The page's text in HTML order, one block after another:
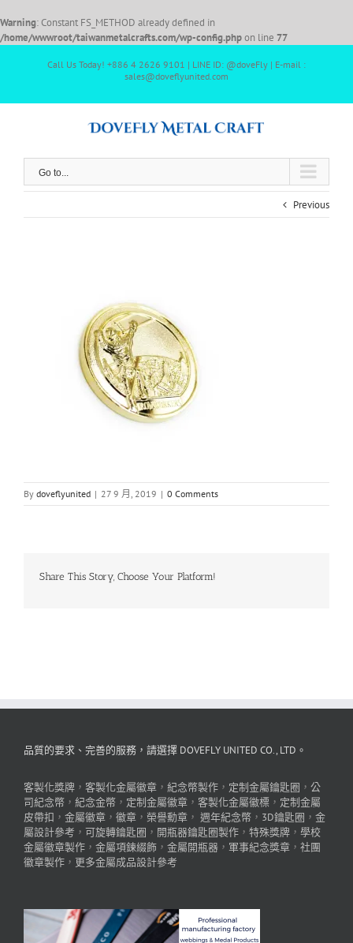
Warning: Constant FS_METHOD already defined in
/home/wwwroot/taiwanmetalcrafts.com/wp-config.phpon line 77
Call Us Today! +886 4 2626 9101 | LINE ID: @doveFly | E-mail :
sales@doveflyunited.com
Go to...
Previous
By doveflyunited | 27 9 月, 2019 | 0 Comments
Share This Story, Choose Your Platform!
品質的要求、完善的服務，請選擇 DOVEFLY UNITED CO., LTD。
客製化獎牌 ， 客製化金屬徽章 ， 紀念幣製作 ， 定制金屬鑰匙圈 ， 公
司紀念幣 ， 紀念金幣 ， 定制金屬徽章 ， 客製化金屬徽標 ， 定制金屬
皮帶扣 ， 金屬徽章 ， 徽章 ， 榮譽勳章 ， 週年紀念幣 ， 3D鑰匙圈 ， 金
屬設計參考 ， 可旋轉鑰匙圈 ， 開瓶器鑰匙圈製作 ， 特殊獎牌 ， 學校
金屬徽章製作 ， 金屬項鍊綴飾 ， 金屬開瓶器 ， 軍事紀念獎章 ， 社團
徽章製作 ， 更多金屬成品設計參考